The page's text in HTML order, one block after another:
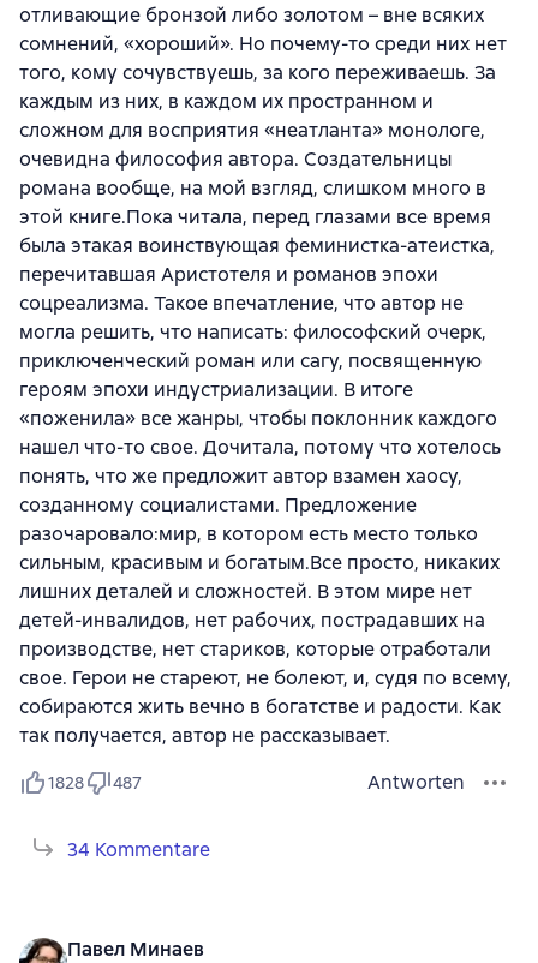
отливающие бронзой либо золотом – вне всяких
сомнений, «хороший». Но почему-то среди них нет
того, кому сочувствуешь, за кого переживаешь. За
каждым из них, в каждом их пространном и
сложном для восприятия «неатланта» монологе,
очевидна философия автора. Создательницы
романа вообще, на мой взгляд, слишком много в
этой книге.Пока читала, перед глазами все время
была этакая воинствующая феминистка-атеистка,
перечитавшая Аристотеля и романов эпохи
соцреализма. Такое впечатление, что автор не
могла решить, что написать: философский очерк,
приключенческий роман или сагу, посвященную
героям эпохи индустриализации. В итоге
«поженила» все жанры, чтобы поклонник каждого
нашел что-то свое. Дочитала, потому что хотелось
понять, что же предложит автор взамен хаосу,
созданному социалистами. Предложение
разочаровало:мир, в котором есть место только
сильным, красивым и богатым.Все просто, никаких
лишних деталей и сложностей. В этом мире нет
детей-инвалидов, нет рабочих, пострадавших на
производстве, нет стариков, которые отработали
свое. Герои не стареют, не болеют, и, судя по всему,
собираются жить вечно в богатстве и радости. Как
так получается, автор не рассказывает.
1828 487 Antworten
34 Kommentare
Павел Минаев